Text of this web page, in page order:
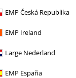
EMP Česká Republika
EMP Ireland
Large Nederland
EMP España